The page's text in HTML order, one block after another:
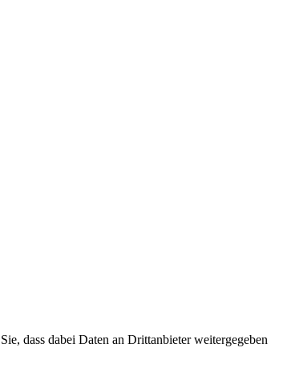
dass dabei Daten an Drittanbieter weitergegeben